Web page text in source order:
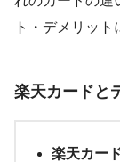
ト・デメリット
楽天カードと
楽天カー